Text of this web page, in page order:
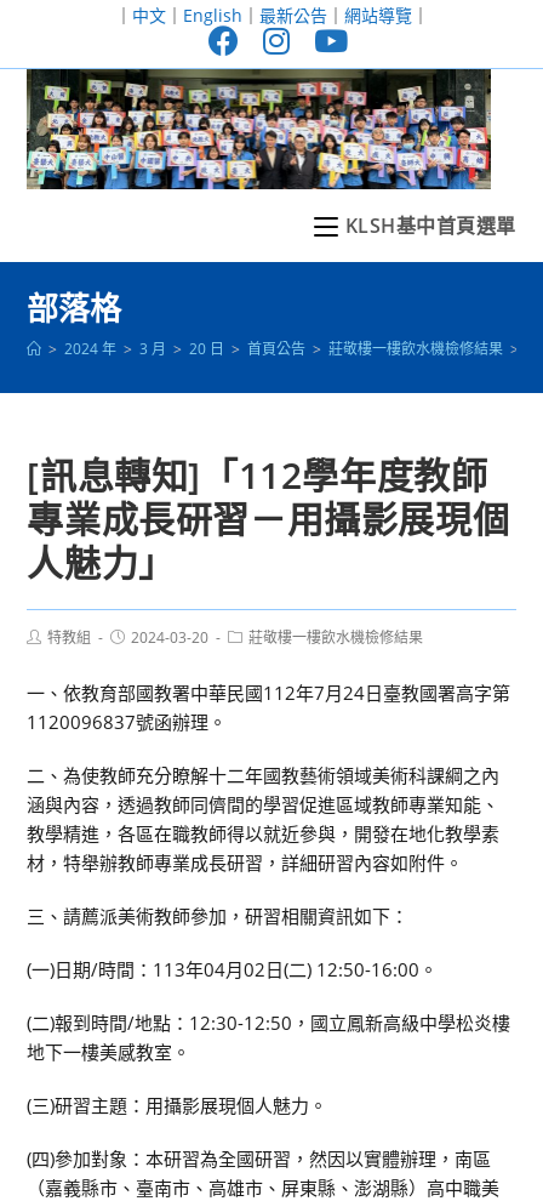
至
｜ 中文｜ English ｜ 最新公告｜ 網站導覽｜
KLSH基中首頁選單
部落格
> 2024 年 > 3 月 > 20 日 > 首頁公告 > 莊敬樓一樓飲水機檢修結果 >
[訊息轉知]「112學年度教師
專業成長研習－用攝影展現個
人魅力」
Post特教組
Post2024-03-20
Post莊敬樓一樓飲水機檢修結果
一、依教育部國教署中華民國112年7月24日臺教國署高字第
1120096837號函辦理。
二、為使教師充分瞭解十二年國教藝術領域美術科課綱之內
涵與內容，透過教師同儕間的學習促進區域教師專業知能、
教學精進，各區在職教師得以就近參與，開發在地化教學素
材，特舉辦教師專業成長研習，詳細研習內容如附件。
三、請薦派美術教師參加，研習相關資訊如下：
(一)日期/時間：113年04月02日(二) 12:50-16:00。
(二)報到時間/地點：12:30-12:50，國立鳳新高級中學松炎樓
地下一樓美感教室。
(三)研習主題：用攝影展現個人魅力。
(四)參加對象：本研習為全國研習，然因以實體辦理，南區
（嘉義縣市、臺南市、高雄市、屏東縣、澎湖縣）高中職美